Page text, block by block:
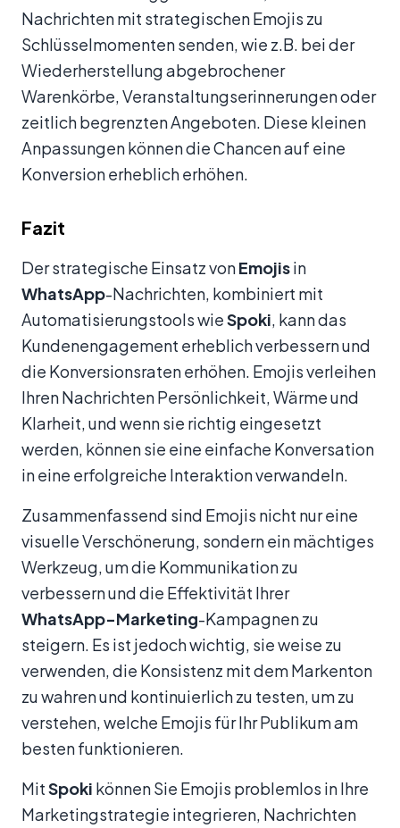
Nachrichten mit strategischen Emojis zu
Schlüsselmomenten senden, wie z.B. bei der
Wiederherstellung abgebrochener
Warenkörbe, Veranstaltungserinnerungen oder
zeitlich begrenzten Angeboten. Diese kleinen
Anpassungen können die Chancen auf eine
Konversion erheblich erhöhen.
Fazit
Der strategische Einsatz vonEmojisin
WhatsApp-Nachrichten, kombiniert mit
Automatisierungstools wieSpoki, kann das
Kundenengagement erheblich verbessern und
die Konversionsraten erhöhen. Emojis verleihen
Ihren Nachrichten Persönlichkeit, Wärme und
Klarheit, und wenn sie richtig eingesetzt
werden, können sie eine einfache Konversation
in eine erfolgreiche Interaktion verwandeln.
Zusammenfassend sind Emojis nicht nur eine
visuelle Verschönerung, sondern ein mächtiges
Werkzeug, um die Kommunikation zu
verbessern und die Effektivität Ihrer
WhatsApp-Marketing-Kampagnen zu
steigern. Es ist jedoch wichtig, sie weise zu
verwenden, die Konsistenz mit dem Markenton
zu wahren und kontinuierlich zu testen, um zu
verstehen, welche Emojis für Ihr Publikum am
besten funktionieren.
MitSpoki können Sie Emojis problemlos in Ihre
Marketingstrategie integrieren, Nachrichten